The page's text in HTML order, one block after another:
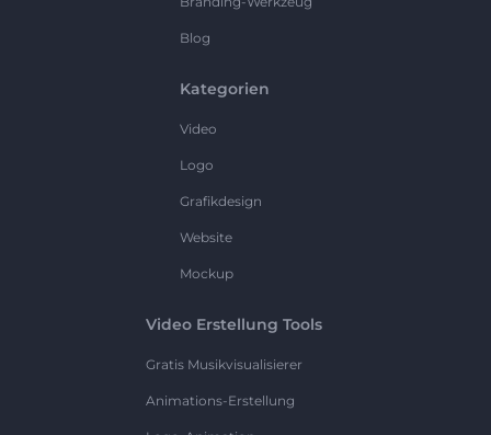
Blog
Kategorien
Video
Logo
Grafikdesign
Website
Mockup
Video Erstellung Tools
Gratis Musikvisualisierer
Animations-Erstellung